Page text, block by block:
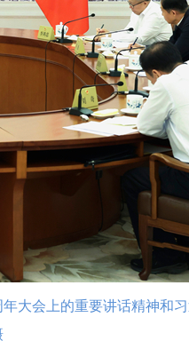
会上的重要讲话精神和